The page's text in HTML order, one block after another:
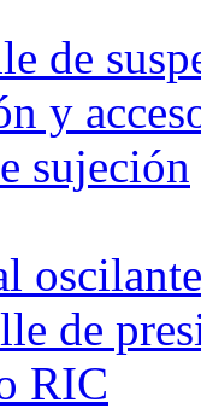
de
y
sujeción
oscilante
de
RIC